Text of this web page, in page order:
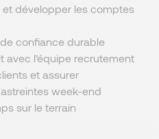
et développer les comptes
confiance durable
avec l’équipe recrutement
et assurer
week-end
sur le terrain